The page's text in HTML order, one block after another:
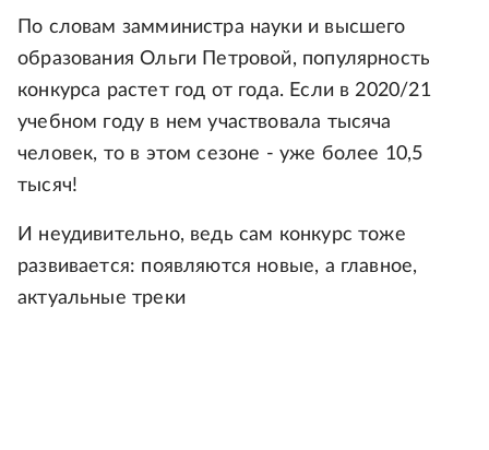
По словам замминистра науки и высшего
образования Ольги Петровой, популярность
конкурса растет год от года. Если в 2020/21
учебном году в нем участвовала тысяча
человек, то в этом сезоне - уже более 10,5
тысяч!
И неудивительно, ведь сам конкурс тоже
развивается: появляются новые, а главное,
актуальные треки